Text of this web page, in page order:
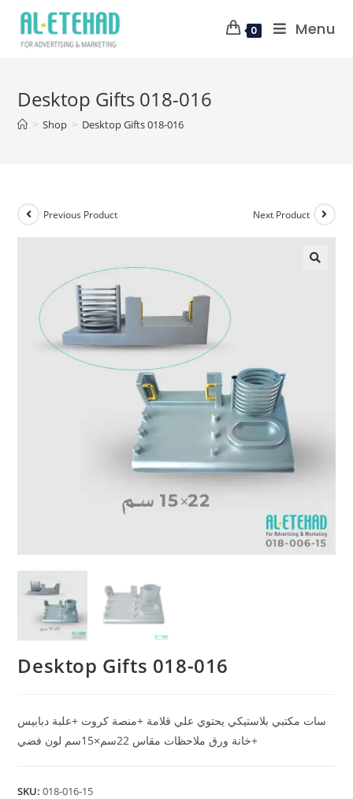
0 Menu
Desktop Gifts 018-016
> Shop > Desktop Gifts 018-016
Previous Product Next Product
Desktop Gifts 018-016
سات مكتبي بلاستيكي يحتوي علي قلامة +منصة كروت +علبة دبابيس
+خانة ورق ملاحظات مقاس 22سم×15سم لون فضي
SKU:018-016-15